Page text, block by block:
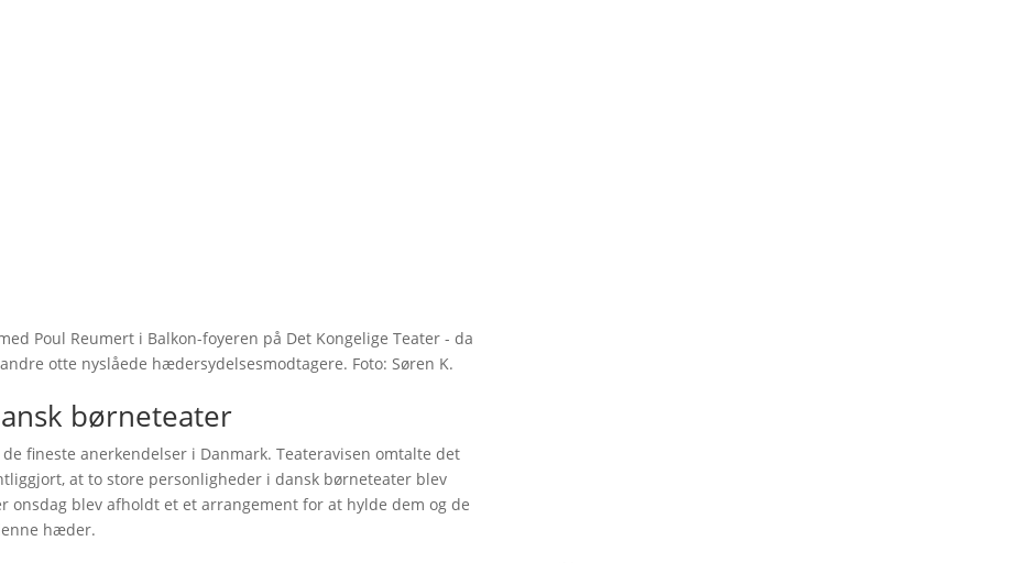
Poul Reumert i Balkon-foyeren på Det Kongelige Teater - da
otte nyslåede hædersydelsesmodtagere. Foto: Søren K.
børneteater
fineste anerkendelser i Danmark. Teateravisen omtalte det
at to store personligheder i dansk børneteater blev
onsdag blev afholdt et et arrangement for at hylde dem og de
hæder.